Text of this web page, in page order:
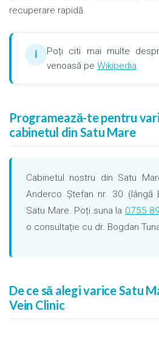
recuperare rapidă.
ℹ
Poți citi mai multe
venoasă pe Wikipedia.
Programează-te pentru
cabinetul din Satu Mare
Cabinetul nostru din Satu
Anderco Ștefan nr. 30 (lângă
Satu Mare. Poți suna la 0755
o consultație cu dr. Bogdan
De ce să alegi varice Satu
Vein Clinic